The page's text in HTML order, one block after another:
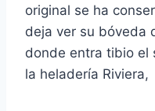
original se ha
deja ver su bóveda
donde entra tibio el
la heladería Riviera,